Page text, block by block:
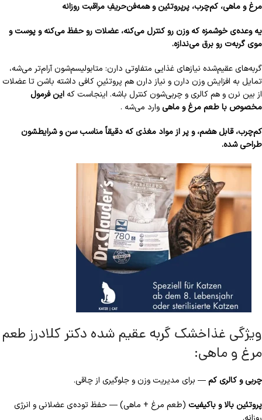
مرغ و ماهی، کم‌چرب، پرپروتئین و همه‌فن‌حریفِ مراقبت روزانه
یه وعده‌ی خوشمزه که وزن رو کنترل می‌کنه، عضلات رو حفظ می‌کنه و پوست و
موی گربه‌ت رو برق می‌ندازه.
گربه‌های عقیم‌شده نیازهای غذایی متفاوتی دارن: متابولیسم‌شون آرام‌تر می‌شه،
تمایل به افزایش وزن دارن و نیاز دارن هم پروتئینِ کافی داشته باشن تا عضلات
از بین نرن و هم کالری و چربی‌شون کنترل باشه. اینجاست که این فرمول
مخصوص با طعم مرغ و ماهیوارد می‌شه .
کم‌چرب، قابل هضم، و پر از مواد مغذی که دقیقاً مناسب سن و شرایطشون
طراحی شده.
ویژگی‌ غذاخشک گربه عقیم شده دکتر کلادرز طعم
مرغ و ماهی:
چربی و کالری کم— برای مدیریت وزن و جلوگیری از چاقی.
پروتئین بالا و باکیفیت (طعم مرغ + ماهی) — حفظ توده‌ی عضلانی و انرژی